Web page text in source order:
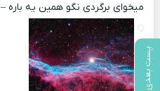
پست بعدی
میخوای برگردی نگو همین یه باره –